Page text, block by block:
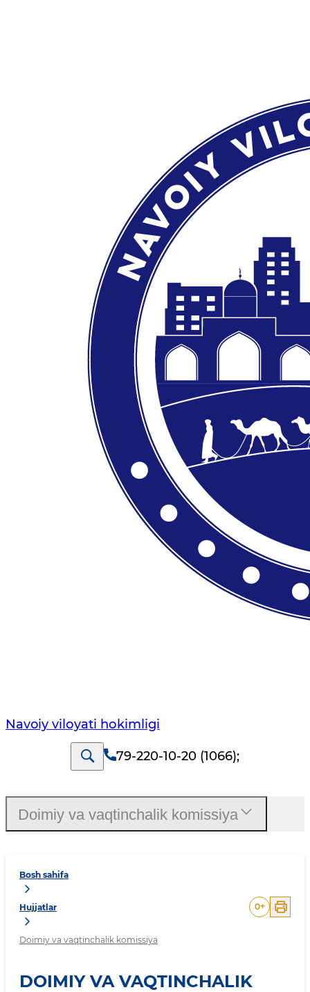
Navoiy vilоyati hоkimligi
79-220-10-20 (1066);
Bosh sahifa
Hujjatlar
Doimiy va vaqtinchalik komissiya
0+
DOIMIY VA VAQTINCHALIK
Doimiy va vaqtinchalik komissiya